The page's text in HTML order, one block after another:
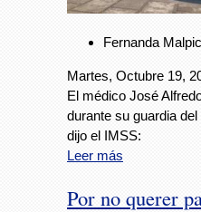
Fernanda
Martes, Octubre 19,
El médico José
durante su guardia
dijo el IMSS:
Leer más
Por no querer